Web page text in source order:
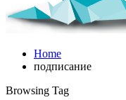
Home
подписание
Browsing Tag